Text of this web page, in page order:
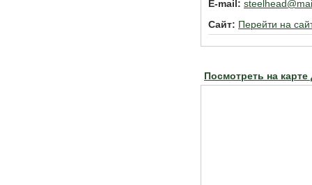
E-mail:
Сайт: Перейти на
Посмотреть на